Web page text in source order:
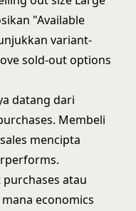
"Available
variant-
sold-out options
datang dari
Membeli
mencipta
atau
economics